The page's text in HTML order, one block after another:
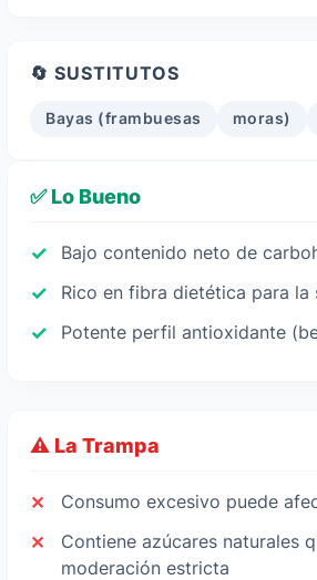
🔄 SUSTITUTOS
Bayas (frambuesas moras)
✅ Lo Bueno
Bajo contenido neto de
Rico en fibra dietética para la
Potente perfil antioxidante
⚠️ La Trampa
Consumo excesivo puede
Contiene azúcares naturales
moderación estricta